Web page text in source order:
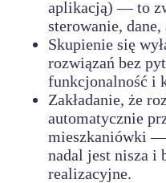
aplikacją) — to
sterowanie,
Skupienie się
rozwiązań bez
funkcjonalność i
Zakładanie, że
automatycznie
mieszkaniówki —
nadal jest nisza i
realizacyjne.